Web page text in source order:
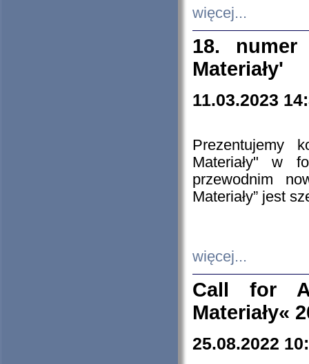
więcej...
18. numer
Materiały'
11.03.2023
Prezentujemy
Materiały" w
przewodnim
Materiały” jest
więcej...
Call for
Materiały«
25.08.2022